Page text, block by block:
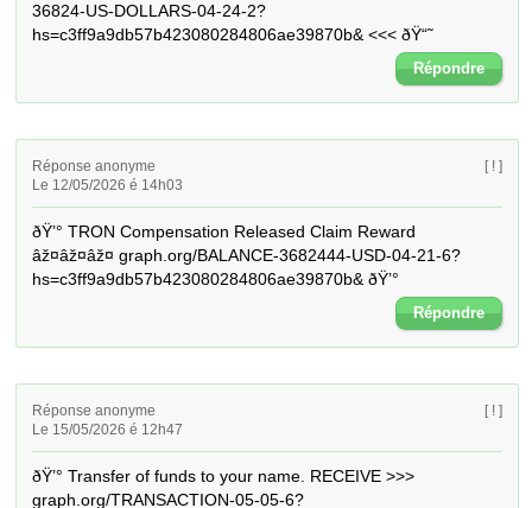
36824-US-DOLLARS-04-24-2?
hs=c3ff9a9db57b423080284806ae39870b& <<< ðŸ“˜
Répondre
Réponse anonyme
Le 12/05/2026 é 14h03
[ ! ]
ðŸ’° TRON Compensation Released Claim Reward
âž¤âž¤âž¤ graph.org/BALANCE-3682444-USD-04-21-6?
hs=c3ff9a9db57b423080284806ae39870b& ðŸ’°
Répondre
Réponse anonyme
Le 15/05/2026 é 12h47
[ ! ]
ðŸ’° Transfer of funds to your name. RECEIVE >>>
graph.org/TRANSACTION-05-05-6?